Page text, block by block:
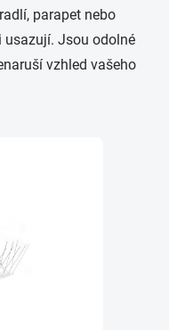
parapet nebo
usazují. Jsou odolné
vzhled vašeho